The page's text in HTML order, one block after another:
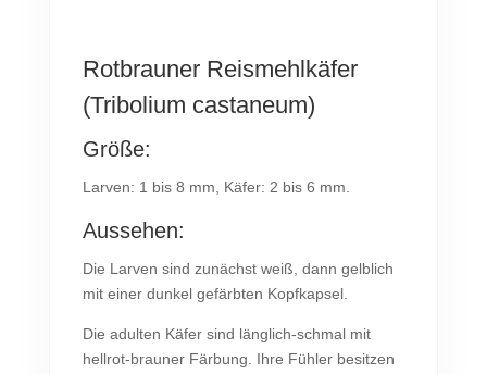
Rotbrauner Reismehlkäfer
(Tribolium castaneum)
Größe:
Larven: 1 bis 8 mm, Käfer: 2 bis 6 mm.
Aussehen:
Die Larven sind zunächst weiß, dann gelblich
mit einer dunkel gefärbten Kopfkapsel.
Die adulten Käfer sind länglich-schmal mit
hellrot-brauner Färbung. Ihre Fühler besitzen